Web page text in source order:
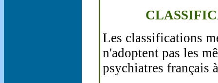
Les classifications
n'adoptent pas les
psychiatres français